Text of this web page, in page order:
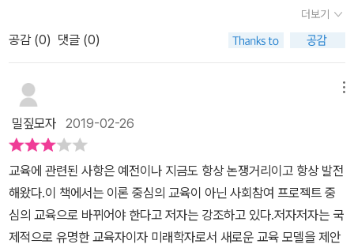
에서 제시하는 이런 교육패러다임의 변화는 매우 혁명적이고 미래지
향적이며 학생중심적이고 훌륭하다. 하지만 한국의 혁신교육이 그 누
존의 것을 선호하기 때문이다. 어느 정도 문제의식을 가졌어도 행동
하는 것은 다르다. 마크 프렌스키는 아래의 세 요소가 결합되어야 이
런 본질적 저항의 극복이 가능하다고 보았다.현재 상황에 대한 불만
미래에 무엇이 가능한지에 대한 공통비전비전을 위한 구체적인 시작
단계이다. 이 세 가지 요소의 결합이 이뤄질 때 저항을 극복하고 개혁
과 개선이 가능하다고 보았다. 이 책은 2016년에 나온 책으로 매우
혁신적이다. 교육에 관심있는 이들이 누구나 봐야 할 도서란 생각이
육자이며 미래학자다.초등학교부터 대학교에 이르기까지 그는 교육
의 다양한 경험으로 교육을 컨설팅하고 있다.교육의 미래에 대해 많
은 지식을 공유하고 있는 그에게 듣는 이 책의 내용은 실질적인 사회
참여 실현이라는 새로운 수단 자신의 열정 분야에서 사고력,행동력,
대인관계 능력,사회참여 실현 능력을 발휘하는 유능한 인재 양성이라
는 소기의 성과에 대해서도 구체적으로 명시하려고 애쓰고 있다.새로
운 교육을 맞이할 때 어떤 도움이 될지에 대해서도 구체적으로 설명
하고 있다.
소개된 10가지 사례들은 한국의학생들도 충분히 할 수 있는 것이라
고 생각합니다. 공무원이나 경찰과의 경험을 평가하는 앱 만들기, 3D
입학을 위한 성적 향상에 전혀 도움이 되지 않게 보입니다. 하지만, 아
이들이 자신이 사는 세상을 발전시키기는 유익한 일을 직접하고, 그
과정에서 무엇가는 배운다는 사실은 인정하실 것입니다. 4차 산업혁
명으로하루가 다르게 신기술이 나오지 평생직장이 사라진 지금, 아이
들이 미래에 필요한 능력은 어떤 것인지 다시한번 생각하게 되는 부
분이었습니다. 나름 학생의 자율성이 수업시간에 많이 반영되고 있는
미국의 교육체계에서도 이러한 변화를 필요로 하고 있다고 합니다.
교육에 찾아올 수 있을까 싶긴 했어요.저자는 지금의 교과 주입식 교
육이 아닌....아이들이 주체가 되어 실질적으로 사회의 변화에 참여하
는 프로젝트식 교육이 이루어져야 한다고 제안하고 있어요.그러면서
사례로 든 학생 사회참여 프로젝트들은 정말 인상적이었습니다. 미국
이기에 가능 했겠지요. 아이들이 이렇게 사회참여 프로젝트를 주체적
으로 할 수 있는 능력이 있을까? 하고 의문이 들 수 있겠지만...저자는
지금과 같은 디지털 시대의 아이들은 어쩌면 우리 어른들보다 더 큰
역량을 가지고 있다고 봅니다. 네트워크로 전 세계가 연결되어 있고
아이들에게는 이를 잘 활용할 수 있는 능력이 충분히 있기에 과거에
는 실현 가능하지 않았던 이런 방식의 사회참여 프로젝트 교육이 가
능하다는 것이죠. 지식 위주의 교육이 아닌...효과적인 사고력, 대인
더보기
공감 (0) 댓글 (0)
밀짚모자 2019-02-26
교육에 관련된 사항은 예전이나 지금도 항상 논쟁거리이고 항상 발전
해왔다.이 책에서는 이론 중심의 교육이 아닌 사회참여 프로젝트 중
심의 교육으로 바뀌어야 한다고 저자는 강조하고 있다.​저자저자는 국
제적으로 유명한 교육자이자 미래학자로서 새로운 교육 모델을 제안